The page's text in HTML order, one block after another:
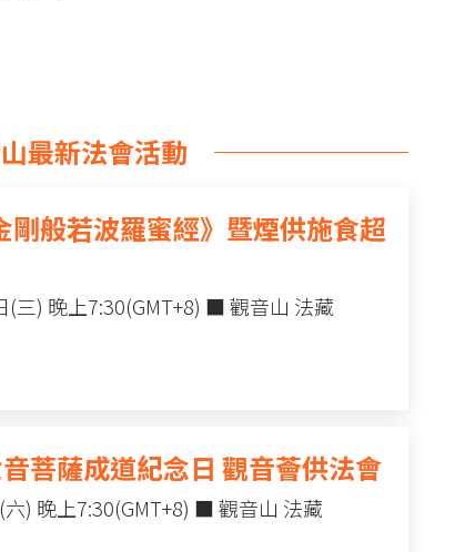
最新法會活動
剛般若波羅蜜經》暨煙供施食超
三) 晚上7:30(GMT+8) ■ 觀音山 法藏
音菩薩成道紀念日 觀音薈供法會
) 晚上7:30(GMT+8) ■ 觀音山 法藏